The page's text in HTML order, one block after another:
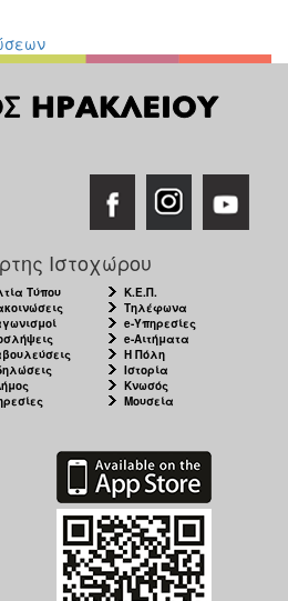
Ιστοχώρου
Τύπου
Κ.Ε.Π.
Τηλέφωνα
e-Υπηρεσίες
e-Αιτήματα
Η Πόλη
Ιστορία
Κνωσός
Μουσεία